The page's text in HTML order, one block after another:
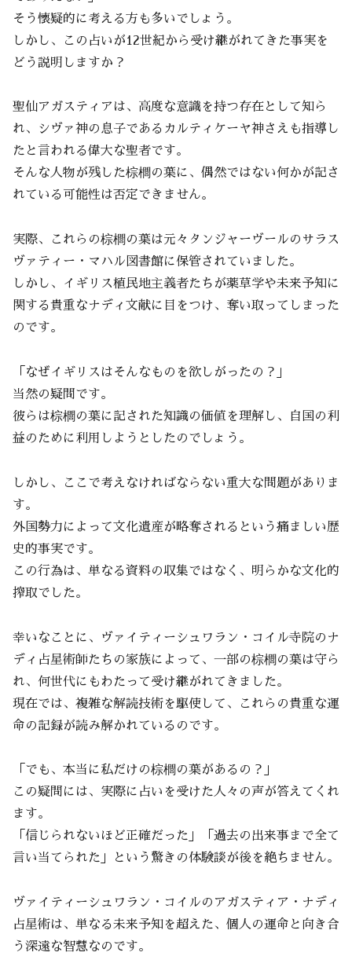
そう懐疑的に考える方も多いでしょう。
しかし、この占いが12世紀から受け継がれてきた事実を
どう説明しますか？
聖仙アガスティアは、高度な意識を持つ存在として知ら
れ、シヴァ神の息子であるカルティケーヤ神さえも指導し
たと言われる偉大な聖者です。
そんな人物が残した棕櫚の葉に、偶然ではない何かが記さ
れている可能性は否定できません。
実際、これらの棕櫚の葉は元々タンジャーヴールのサラス
ヴァティー・マハル図書館に保管されていました。
しかし、イギリス植民地主義者たちが薬草学や未来予知に
関する貴重なナディ文献に目をつけ、奪い取ってしまった
のです。
「なぜイギリスはそんなものを欲しがったの？」
当然の疑問です。
彼らは棕櫚の葉に記された知識の価値を理解し、自国の利
益のために利用しようとしたのでしょう。
しかし、ここで考えなければならない重大な問題がありま
す。
外国勢力によって文化遺産が略奪されるという痛ましい歴
史的事実です。
この行為は、単なる資料の収集ではなく、明らかな文化的
搾取でした。
幸いなことに、ヴァイティーシュワラン・コイル寺院のナ
ディ占星術師たちの家族によって、一部の棕櫚の葉は守ら
れ、何世代にもわたって受け継がれてきました。
現在では、複雑な解読技術を駆使して、これらの貴重な運
命の記録が読み解かれているのです。
「でも、本当に私だけの棕櫚の葉があるの？」
この疑問には、実際に占いを受けた人々の声が答えてくれ
ます。
「信じられないほど正確だった」「過去の出来事まで全て
言い当てられた」という驚きの体験談が後を絶ちません。
ヴァイティーシュワラン・コイルのアガスティア・ナディ
占星術は、単なる未来予知を超えた、個人の運命と向き合
う深遠な智慧なのです。